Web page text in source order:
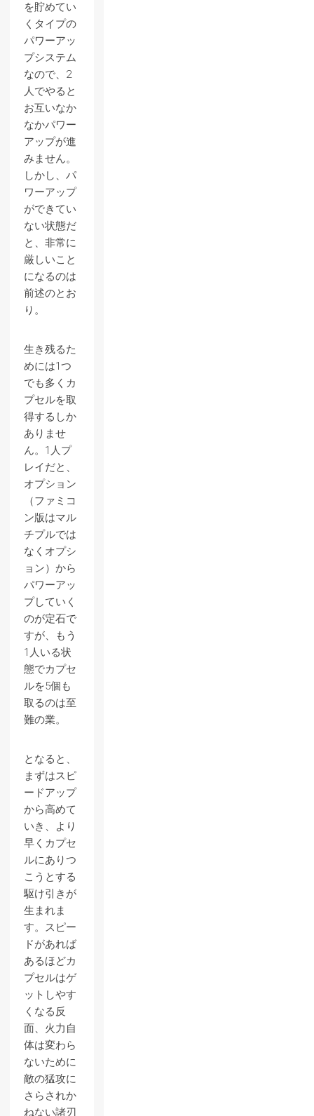
を貯めてい
くタイプの
パワーアッ
プシステム
なので、2
人でやると
お互いなか
なかパワー
アップが進
みません。
しかし、パ
ワーアップ
ができてい
ない状態だ
と、非常に
厳しいこと
になるのは
前述のとお
り。
生き残るた
めには1つ
でも多くカ
プセルを取
得するしか
ありませ
ん。1人プ
レイだと、
オプション
（ファミコ
ン版はマル
チプルでは
なくオプシ
ョン）から
パワーアッ
プしていく
のが定石で
すが、もう
1人いる状
態でカプセ
ルを5個も
取るのは至
難の業。
となると、
まずはスピ
ードアップ
から高めて
いき、より
早くカプセ
ルにありつ
こうとする
駆け引きが
生まれま
す。スピー
ドがあれば
あるほどカ
プセルはゲ
ットしやす
くなる反
面、火力自
体は変わら
ないために
敵の猛攻に
さらされか
ねない諸刃